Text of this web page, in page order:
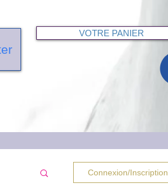
VOTRE PANIER
Connexion/Inscription